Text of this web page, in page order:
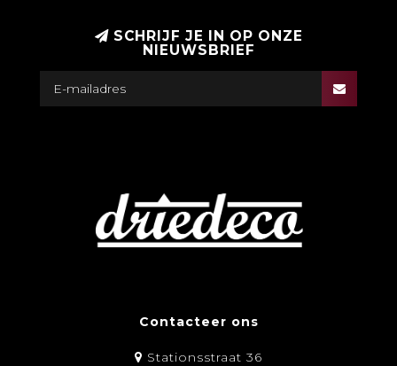
SCHRIJF JE IN OP ONZE
NIEUWSBRIEF
Contacteer ons
Stationsstraat 36